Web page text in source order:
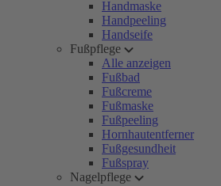
Handmaske
Handpeeling
Handseife
Fußpflege
Alle anzeigen
Fußbad
Fußcreme
Fußmaske
Fußpeeling
Hornhautentferner
Fußgesundheit
Fußspray
Nagelpflege